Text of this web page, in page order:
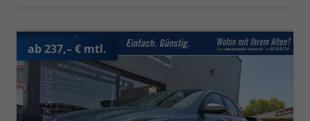
ab 237,– € mtl.